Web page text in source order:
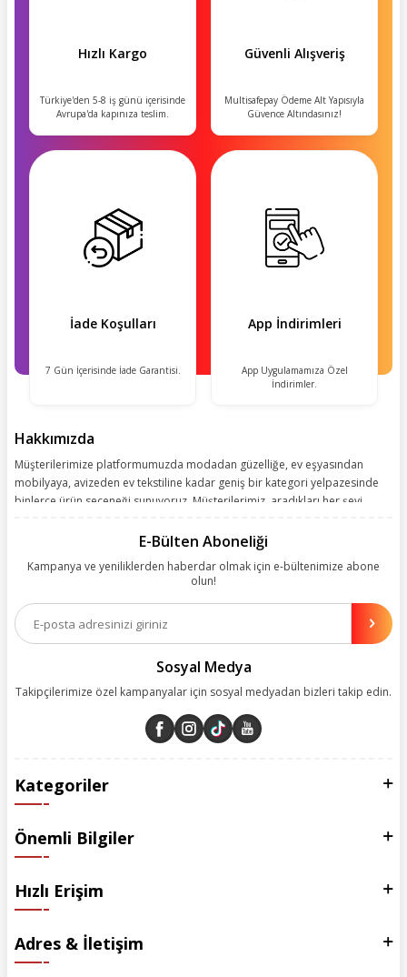
Hızlı Kargo
Türkiye'den 5-8 iş günü içerisinde
Avrupa'da kapınıza teslim.
Güvenli Alışveriş
Multisafepay Ödeme Alt Yapısıyla
Güvence Altındasınız!
İade Koşulları
7 Gün İçerisinde İade Garantisi.
App İndirimleri
App Uygulamamıza Özel
İndirimler.
Hakkımızda
Müşterilerimize platformumuzda modadan güzelliğe, ev eşyasından
mobilyaya, avizeden ev tekstiline kadar geniş bir kategori yelpazesinde
binlerce ürün seçeneği sunuyoruz. Müşterilerimiz, aradıkları her şeyi
kolay, kusursuz ve keyifli bir alışveriş yolculuğu sunarken deneyiminize
olanakları sunuyoruz. Çalışmalarımızı müşterilerimizin memnuniyetini
esas alarak yürütüyoruz.
E-Bülten Aboneliği
Kampanya ve yeniliklerden haberdar olmak için e-bültenimize abone
olun!
Sosyal Medya
Takipçilerimize özel kampanyalar için sosyal medyadan bizleri takip edin.
Kategoriler
Önemli Bilgiler
Hızlı Erişim
Adres & İletişim